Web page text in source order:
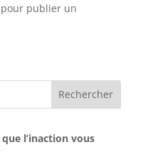
publier un
Rechercher
l’inaction vous